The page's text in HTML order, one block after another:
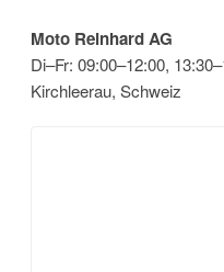
Moto Reinhard AG
Di–Fr: 09:00–12:00,
Kirchleerau, Schweiz